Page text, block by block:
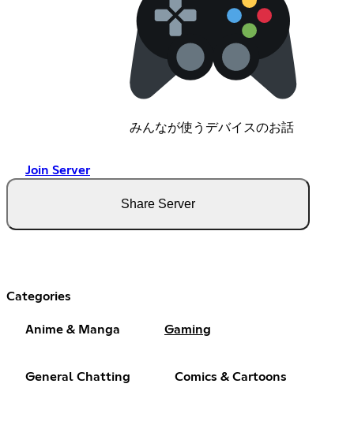
みんなが使うデバイスのお話
Join Server
Share Server
Categories
Anime & Manga Gaming
General Chatting Comics & Cartoons